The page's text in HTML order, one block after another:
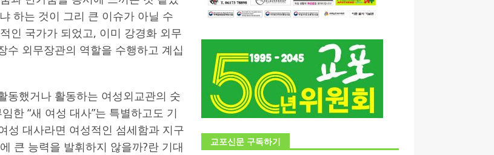
료
한인소식
(TOPIK)
게시판 / 행사 / 알림
길
/ 알림
하는 것이 그리 큰 이슈가 아닐 수
인 국가가 되었고, 이미 강경화 외무
수 외무장관의 역할을 수행하고 계십
동했거나 활동하는 여성외교관의 숫
한 “새 여성 대사”는 특별하고도 기
성 대사라면 여성적인 섬세함과 지구
큰 능력을 발휘하지 않을까?란 기대
교포신문 구독하기